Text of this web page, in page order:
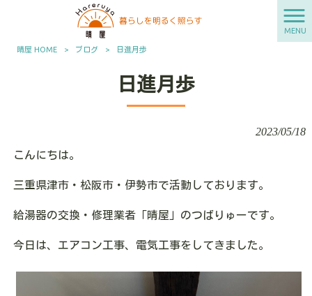
MENU
晴屋 HOME > ブログ > 日進月歩
日進月歩
2023/05/18
こんにちは。
三重県津市・松阪市・伊勢市で活動しております。
給湯器の交換・修理業者「晴屋」のつばりゅーです。
今日は、エアコン工事、電気工事をしてきました。